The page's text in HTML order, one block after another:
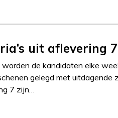
uit aflevering 7
worden de kandidaten elke
gelegd met uitdagende
7 zijn…